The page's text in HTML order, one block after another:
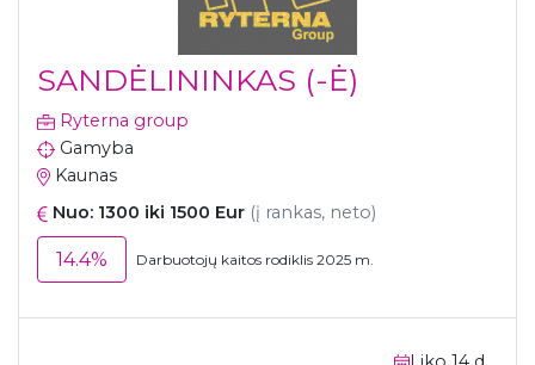
SANDĖLININKAS (-Ė)
Ryterna group
Gamyba
Kaunas
Nuo: 1300 iki 1500 Eur (į rankas, neto)
14.4% Darbuotojų kaitos rodiklis 2025 m.